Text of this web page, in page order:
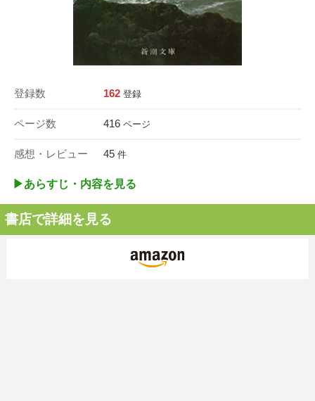
登録数 162 登録
ページ数 416 ページ
感想・レビュー 45 件
▶︎あらすじ・内容を見る
書店で詳細を見る